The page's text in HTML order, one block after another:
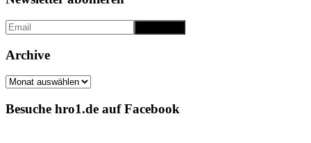
Archive
Archive
Besuche hro1.de auf Facebook